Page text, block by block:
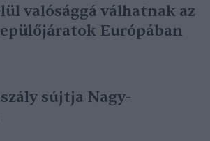
valósággá válhatnak az
Európában
sújtja Nagy-